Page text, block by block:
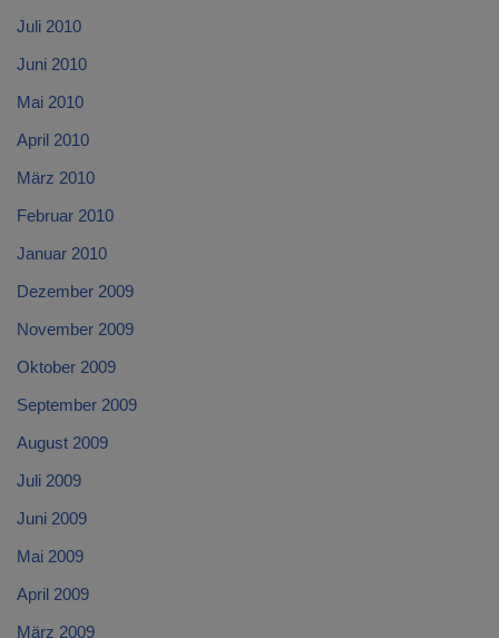
Juli 2010
Juni 2010
Mai 2010
April 2010
März 2010
Februar 2010
Januar 2010
Dezember 2009
November 2009
Oktober 2009
September 2009
August 2009
Juli 2009
Juni 2009
Mai 2009
April 2009
März 2009